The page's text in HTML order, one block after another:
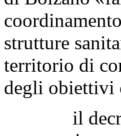
strutture
territorio di
degli obiettivi
il decreto